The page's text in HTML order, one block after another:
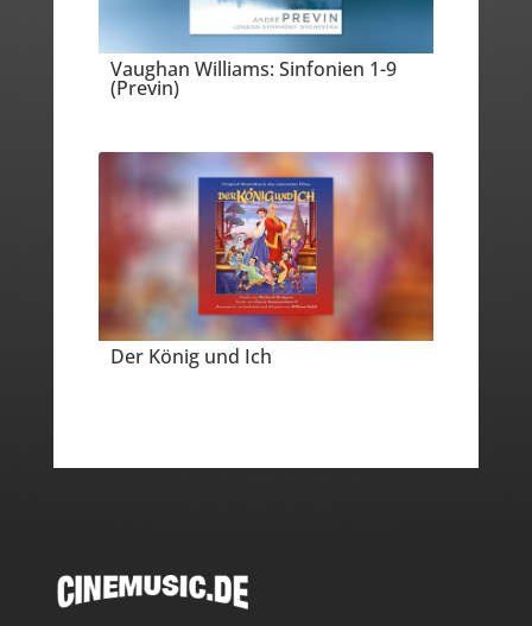
Vaughan Williams: Sinfonien 1-9
(Previn)
Der König und Ich